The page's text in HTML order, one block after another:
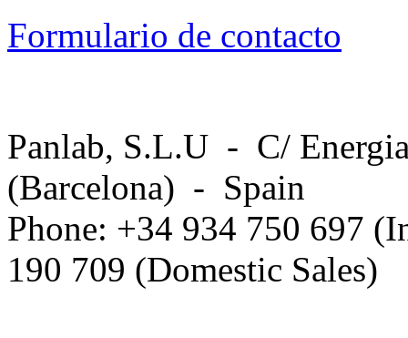
Formulario de contacto
Panlab, S.L.U - C/
(Barcelona) - Spain
Phone: +34 934 750 697
190 709 (Domestic Sales)